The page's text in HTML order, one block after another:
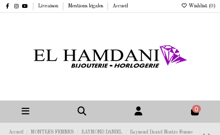
Livraison Mentions légales Accueil Wishlist (0 )
0
Accueil MONTRES FEMMES RAYMOND DANIEL
Raymond Daniel Montre Femme